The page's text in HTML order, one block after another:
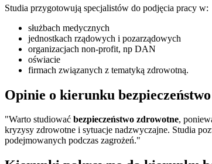
Studia przygotowują specjalistów do podjęcia pracy w:
służbach medycznych
jednostkach rządowych i pozarządowych
organizacjach non-profit, np DAN
oświacie
firmach związanych z tematyką zdrowotną.
Opinie o kierunku
"Warto studiować bezpieczeństwo zdrowotne,
kryzysy zdrowotne i sytuacje nadzwyczajne. Studia
podejmowanych podczas zagrożeń."